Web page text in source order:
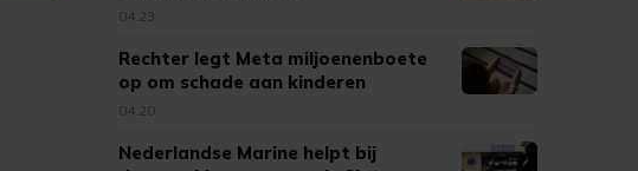
04:23
Rechter legt Meta miljoenenboete
op om schade aan kinderen
04:20
Nederlandse Marine helpt bij